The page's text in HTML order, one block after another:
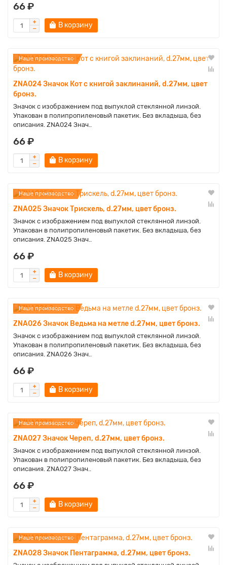
66 ₽
В корзину
Наше производство
ZNA024 Значок Кот с книгой заклинаний, d.27мм, цвет
бронз.
Значок с изображением под выпуклой стеклянной линзой.
Упакован в полипропиленовый пакетик. Без вкладыша, без
описания. ZNA024 Знач..
66 ₽
В корзину
Наше производство
ZNA025 Значок Трискель, d.27мм, цвет бронз.
Значок с изображением под выпуклой стеклянной линзой.
Упакован в полипропиленовый пакетик. Без вкладыша, без
описания. ZNA025 Знач..
66 ₽
В корзину
Наше производство
ZNA026 Значок Ведьма на метле d.27мм, цвет бронз.
Значок с изображением под выпуклой стеклянной линзой.
Упакован в полипропиленовый пакетик. Без вкладыша, без
описания. ZNA026 Знач..
66 ₽
В корзину
Наше производство
ZNA027 Значок Череп, d.27мм, цвет бронз.
Значок с изображением под выпуклой стеклянной линзой.
Упакован в полипропиленовый пакетик. Без вкладыша, без
описания. ZNA027 Знач..
66 ₽
В корзину
Наше производство
ZNA028 Значок Пентаграмма, d.27мм, цвет бронз.